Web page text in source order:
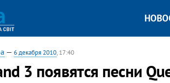
— 6 декабря 2010, 17:40
3 появятся песни